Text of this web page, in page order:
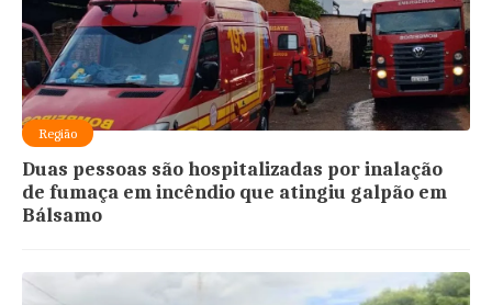
Região
Duas pessoas são hospitalizadas por inalação
de fumaça em incêndio que atingiu galpão em
Bálsamo